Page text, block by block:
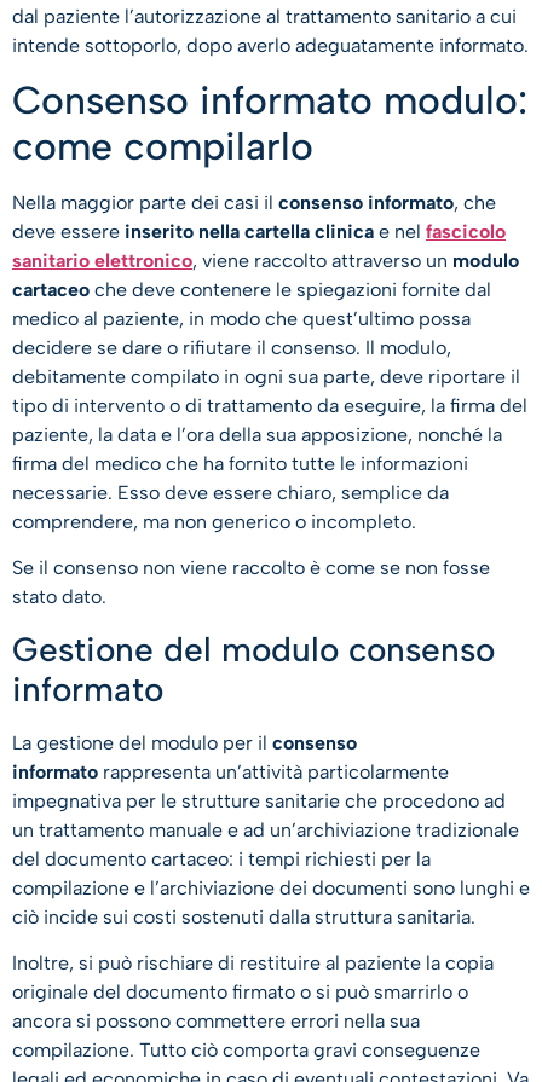
dal paziente l’autorizzazione al trattamento sanitario a cui
intende sottoporlo, dopo averlo adeguatamente informato.
Consenso informato modulo:
come compilarlo
Nella maggior parte dei casi il consenso informato, che
deve essere inserito nella cartella clinica e nel fascicolo
sanitario elettronico, viene raccolto attraverso un modulo
cartaceo che deve contenere le spiegazioni fornite dal
medico al paziente, in modo che quest’ultimo possa
decidere se dare o rifiutare il consenso. Il modulo,
debitamente compilato in ogni sua parte, deve riportare il
tipo di intervento o di trattamento da eseguire, la firma del
paziente, la data e l’ora della sua apposizione, nonché la
firma del medico che ha fornito tutte le informazioni
necessarie. Esso deve essere chiaro, semplice da
comprendere, ma non generico o incompleto.
Se il consenso non viene raccolto è come se non fosse
stato dato.
Gestione del modulo consenso
informato
La gestione del modulo per il consenso
informato rappresenta un’attività particolarmente
impegnativa per le strutture sanitarie che procedono ad
un trattamento manuale e ad un’archiviazione tradizionale
del documento cartaceo: i tempi richiesti per la
compilazione e l’archiviazione dei documenti sono lunghi e
ciò incide sui costi sostenuti dalla struttura sanitaria.
Inoltre, si può rischiare di restituire al paziente la copia
originale del documento firmato o si può smarrirlo o
ancora si possono commettere errori nella sua
compilazione. Tutto ciò comporta gravi conseguenze